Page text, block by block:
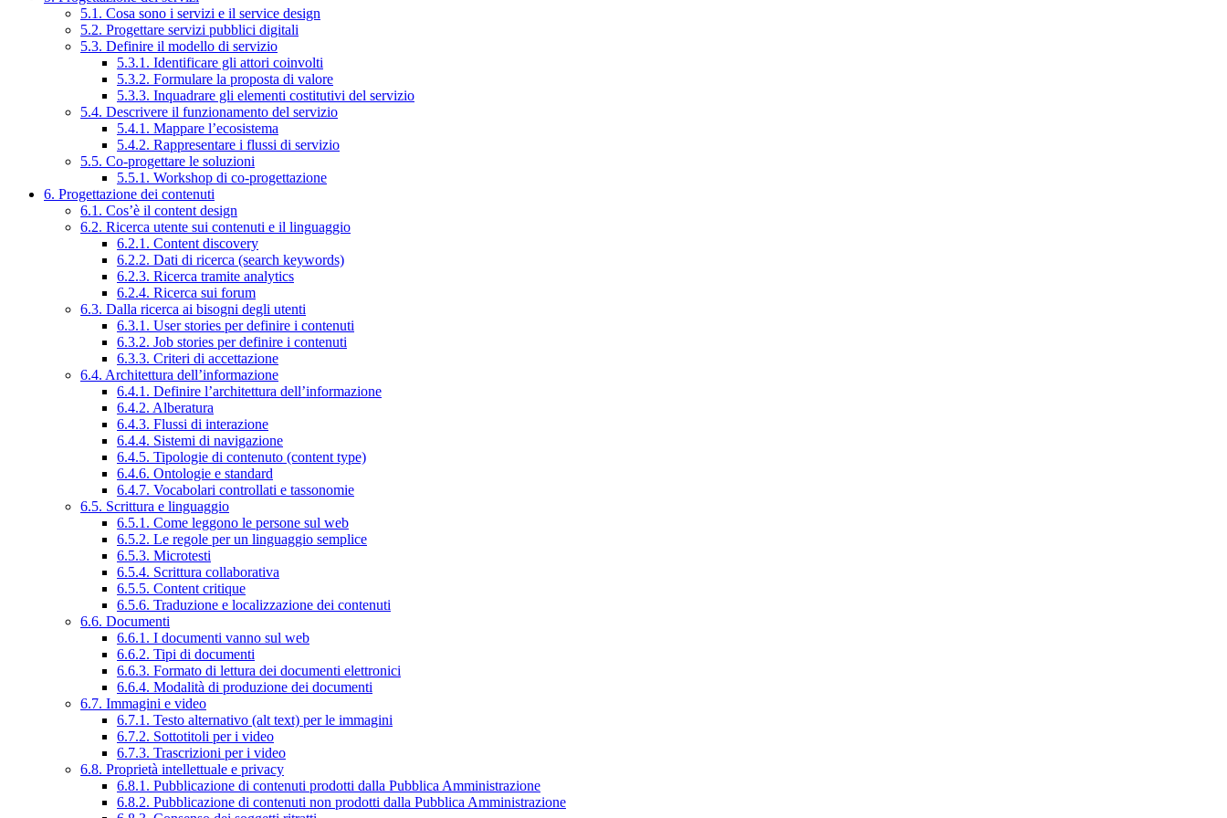
5.1. Cosa sono i servizi e il service design
5.2. Progettare servizi pubblici digitali
5.3. Definire il modello di servizio
5.3.1. Identificare gli attori coinvolti
5.3.2. Formulare la proposta di valore
5.3.3. Inquadrare gli elementi costitutivi del servizio
5.4. Descrivere il funzionamento del servizio
5.4.1. Mappare l’ecosistema
5.4.2. Rappresentare i flussi di servizio
5.5. Co-progettare le soluzioni
5.5.1. Workshop di co-progettazione
6. Progettazione dei contenuti
6.1. Cos’è il content design
6.2. Ricerca utente sui contenuti e il linguaggio
6.2.1. Content discovery
6.2.2. Dati di ricerca (search keywords)
6.2.3. Ricerca tramite analytics
6.2.4. Ricerca sui forum
6.3. Dalla ricerca ai bisogni degli utenti
6.3.1. User stories per definire i contenuti
6.3.2. Job stories per definire i contenuti
6.3.3. Criteri di accettazione
6.4. Architettura dell’informazione
6.4.1. Definire l’architettura dell’informazione
6.4.2. Alberatura
6.4.3. Flussi di interazione
6.4.4. Sistemi di navigazione
6.4.5. Tipologie di contenuto (content type)
6.4.6. Ontologie e standard
6.4.7. Vocabolari controllati e tassonomie
6.5. Scrittura e linguaggio
6.5.1. Come leggono le persone sul web
6.5.2. Le regole per un linguaggio semplice
6.5.3. Microtesti
6.5.4. Scrittura collaborativa
6.5.5. Content critique
6.5.6. Traduzione e localizzazione dei contenuti
6.6. Documenti
6.6.1. I documenti vanno sul web
6.6.2. Tipi di documenti
6.6.3. Formato di lettura dei documenti elettronici
6.6.4. Modalità di produzione dei documenti
6.7. Immagini e video
6.7.1. Testo alternativo (alt text) per le immagini
6.7.2. Sottotitoli per i video
6.7.3. Trascrizioni per i video
6.8. Proprietà intellettuale e privacy
6.8.1. Pubblicazione di contenuti prodotti dalla Pubblica Amministrazione
6.8.2. Pubblicazione di contenuti non prodotti dalla Pubblica Amministrazione